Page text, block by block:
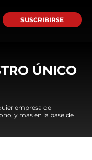
SUSCRIBIRSE
ÚNICO
empresa de
y mas en la base de